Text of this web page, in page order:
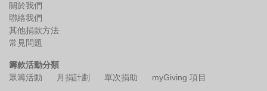
其他捐款方法
常見問題
複製頁面鏈接
關於我們
聯絡我們
其他捐款方法
常見問題
籌款活動分類
眾籌活動
月捐計劃 單次捐助 myGiving 項目